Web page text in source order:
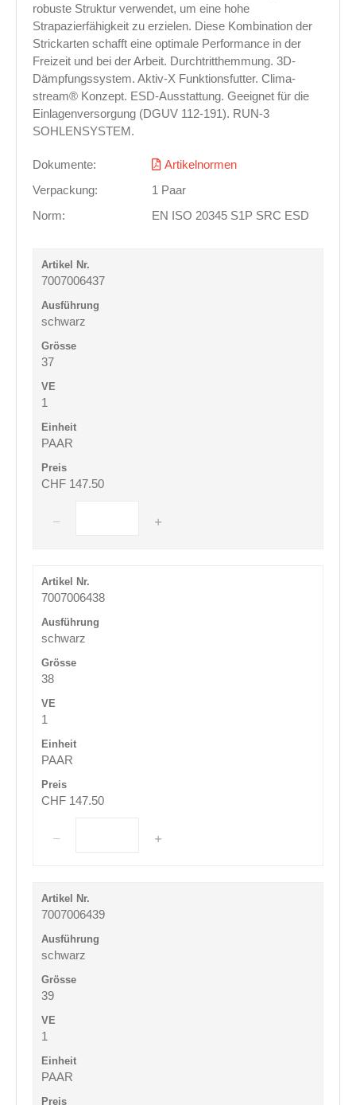
robuste Struktur verwendet, um eine hohe
Strapazierfähigkeit zu erzielen. Diese Kombination der
Strickarten schafft eine optimale Performance in der
Freizeit und bei der Arbeit. Durchtritthemmung. 3D-
Dämpfungssystem. Aktiv-X Funktionsfutter. Clima-
stream® Konzept. ESD-Ausstattung. Geeignet für die
Einlagenversorgung (DGUV 112-191). RUN-3
SOHLENSYSTEM.
Dokumente:
Artikelnormen
Verpackung:
1 Paar
Norm:
EN ISO 20345 S1P SRC ESD
7007006437
schwarz
37
1
PAAR
CHF 147.50
7007006438
schwarz
38
1
PAAR
CHF 147.50
7007006439
schwarz
39
1
PAAR